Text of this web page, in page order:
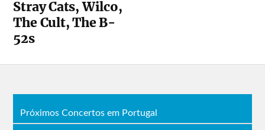
Stray Cats, Wilco,
The Cult, The B-
52s
Próximos Concertos em Portugal